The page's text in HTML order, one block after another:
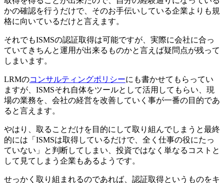
かの確認を行うだけで、そのお手伝いしている企業よりも規
格に向いているだけと言えます。
それでもISMSの認証取得は可能ですが、実際に会社に合っ
ていてきちんと運用が出来るものかと言えば疑問点が残って
しまいます。
LRMのコンサルティングポリシーにも書かせてもらってい
ますが、ISMSそれ自体をツールとして活用してもらい、現
場の業務を、会社の経営を改善していく事が一番の目的であ
ると言えます。
やはり、取ることだけを目的にして取り組んでしまうと最終
的には「ISMSは取得しているだけで、全く仕事の役にたっ
ていない」と判断してしまい、投資ではなく単なるコストと
して見てしまう企業もあるようです。
せっかく取り組まれるのであれば、認証取得というものをキ